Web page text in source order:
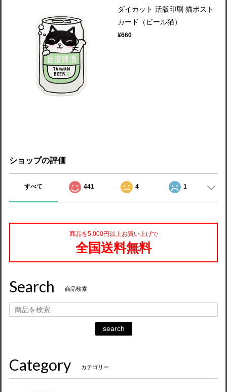
ダイカット 活版印刷 猫ポスト
カード（ビール猫）
¥660
ショップの評価
すべて 441 4 1
商品を5,000円以上お買い上げで
全国送料無料
Search 商品検索
search
Category カテゴリー